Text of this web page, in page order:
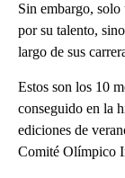
Sin embargo,
por su talento,
largo de sus
Estos son los 10
conseguido en la
ediciones de
Comité Olímpico